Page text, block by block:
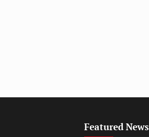
Featured News